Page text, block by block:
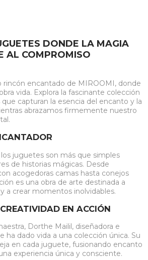
DONDE LA MAGIA
AL COMPROMISO
rincón encantado de MIROOMI, donde
vida. Explora la fascinante colección
capturan la esencia del encanto y la
abrazamos firmemente nuestro
juguetes son más que simples
de historias mágicas. Desde
acogedoras camas hasta conejos
es una obra de arte destinada a
a crear momentos inolvidables.
EN ACCIÓN
Dorthe Mailil, diseñadora e
ha dado vida a una colección única. Su
en cada juguete, fusionando encanto
experiencia única y consciente.